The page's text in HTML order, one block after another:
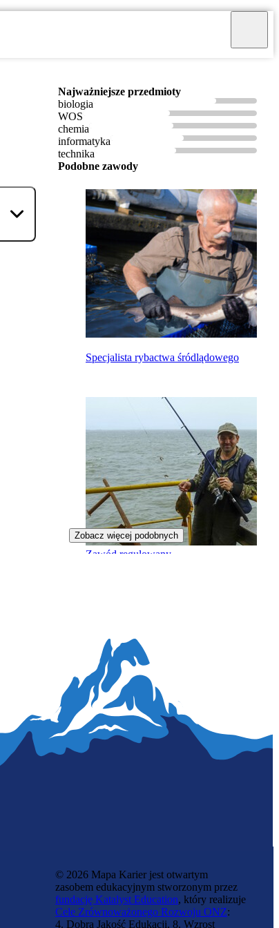
Najważniejsze przedmioty
biologia
WOS
chemia
informatyka
technika
Podobne zawody
Specjalista rybactwa śródlądowego
Zawód regulowany
Zobacz więcej podobnych
© 2026 Mapa Karier jest otwartym
zasobem edukacyjnym stworzonym przez
fundację Katalyst Education, który realizuje
Cele Zrównoważonego Rozwoju ONZ:
4. Dobra Jakość Edukacji, 8. Wzrost